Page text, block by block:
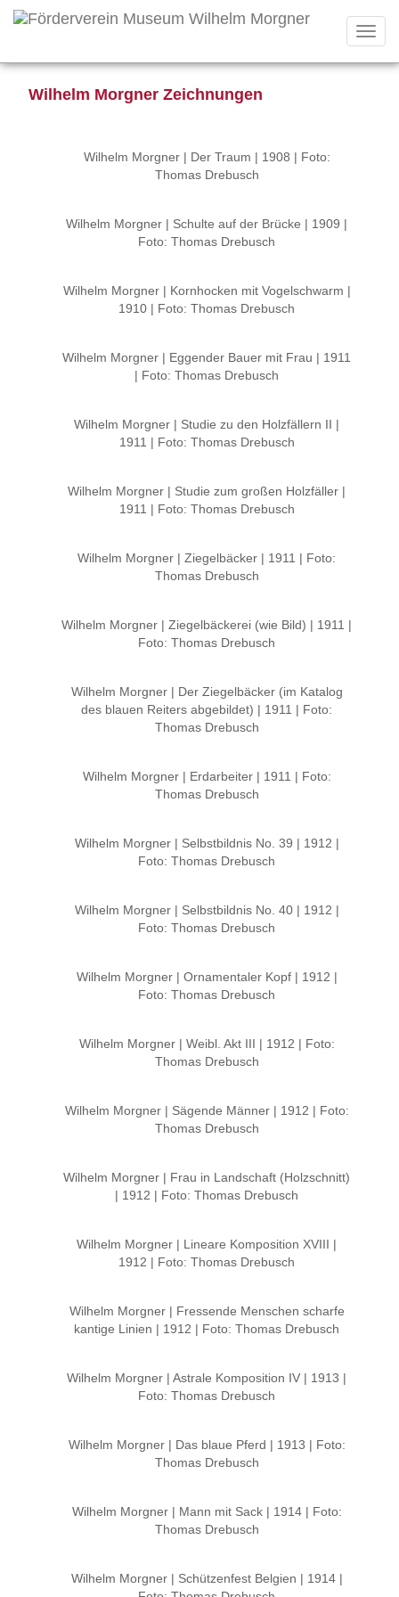
Wilhelm Morgner Zeichnungen
Wilhelm Morgner | Der Traum | 1908 | Foto:
Thomas Drebusch
Wilhelm Morgner | Schulte auf der Brücke | 1909 |
Foto: Thomas Drebusch
Wilhelm Morgner | Kornhocken mit Vogelschwarm |
1910 | Foto: Thomas Drebusch
Wilhelm Morgner | Eggender Bauer mit Frau | 1911
| Foto: Thomas Drebusch
Wilhelm Morgner | Studie zu den Holzfällern II |
1911 | Foto: Thomas Drebusch
Wilhelm Morgner | Studie zum großen Holzfäller |
1911 | Foto: Thomas Drebusch
Wilhelm Morgner | Ziegelbäcker | 1911 | Foto:
Thomas Drebusch
Wilhelm Morgner | Ziegelbäckerei (wie Bild) | 1911 |
Foto: Thomas Drebusch
Wilhelm Morgner | Der Ziegelbäcker (im Katalog
des blauen Reiters abgebildet) | 1911 | Foto:
Thomas Drebusch
Wilhelm Morgner | Erdarbeiter | 1911 | Foto:
Thomas Drebusch
Wilhelm Morgner | Selbstbildnis No. 39 | 1912 |
Foto: Thomas Drebusch
Wilhelm Morgner | Selbstbildnis No. 40 | 1912 |
Foto: Thomas Drebusch
Wilhelm Morgner | Ornamentaler Kopf | 1912 |
Foto: Thomas Drebusch
Wilhelm Morgner | Weibl. Akt III | 1912 | Foto:
Thomas Drebusch
Wilhelm Morgner | Sägende Männer | 1912 | Foto:
Thomas Drebusch
Wilhelm Morgner | Frau in Landschaft (Holzschnitt)
| 1912 | Foto: Thomas Drebusch
Wilhelm Morgner | Lineare Komposition XVIII |
1912 | Foto: Thomas Drebusch
Wilhelm Morgner | Fressende Menschen scharfe
kantige Linien | 1912 | Foto: Thomas Drebusch
Wilhelm Morgner | Astrale Komposition IV | 1913 |
Foto: Thomas Drebusch
Wilhelm Morgner | Das blaue Pferd | 1913 | Foto:
Thomas Drebusch
Wilhelm Morgner | Mann mit Sack | 1914 | Foto:
Thomas Drebusch
Wilhelm Morgner | Schützenfest Belgien | 1914 |